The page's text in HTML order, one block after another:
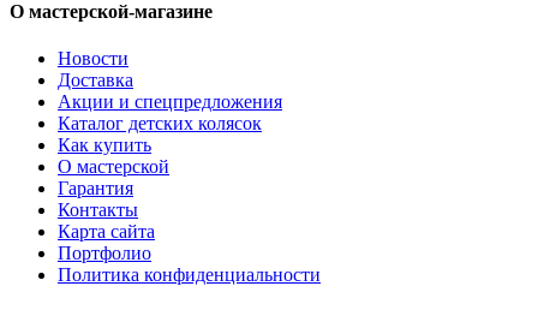
О мастерской-магазине
Новости
Доставка
Акции и спецпредложения
Каталог детских колясок
Как купить
О мастерской
Гарантия
Контакты
Карта сайта
Портфолио
Политика конфиденциальности